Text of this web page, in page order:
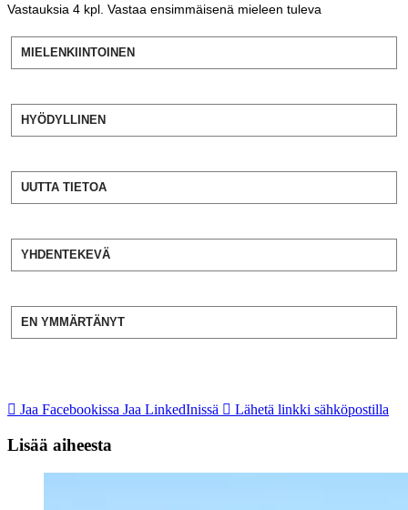
Vastauksia 4 kpl. Vastaa ensimmäisenä mieleen tuleva
MIELENKIINTOINEN
HYÖDYLLINEN
UUTTA TIETOA
YHDENTEKEVÄ
EN YMMÄRTÄNYT
Jaa Facebookissa Jaa LinkedInissä Lähetä linkki sähköpostilla
Lisää aiheesta